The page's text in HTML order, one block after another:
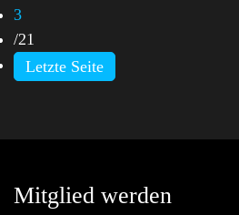
3
/21
Letzte Seite
Mitglied werden